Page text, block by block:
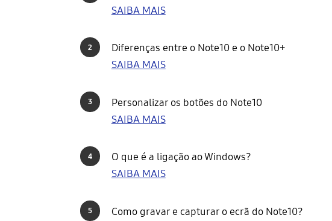
SAIBA MAIS
2
Diferenças entre o Note10 e o Note10+
SAIBA MAIS
3
Personalizar os botões do Note10
SAIBA MAIS
4
O que é a ligação ao Windows?
SAIBA MAIS
5
Como gravar e capturar o ecrã do Note10?